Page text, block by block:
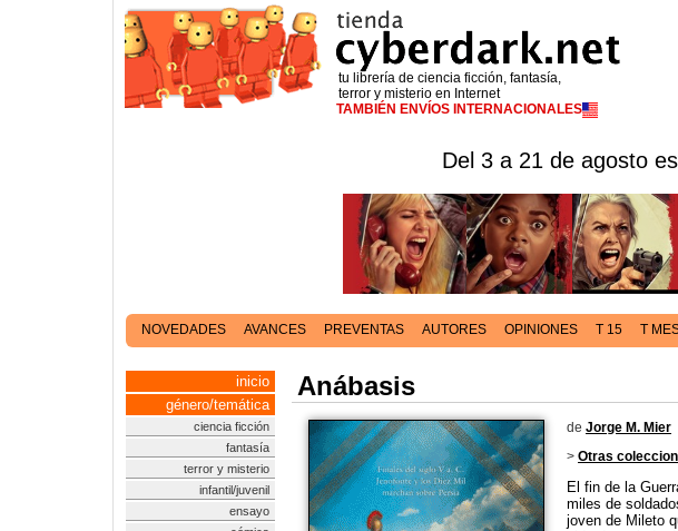
tu librería de ciencia ficción, fantasía,
terror y misterio en Internet
TAMBIÉN ENVÍOS INTERNACIONALES
Del 3 a 21 de agosto
NOVEDADES AVANCES PREVENTAS AUTORES OPINIONES T 15 T
inicio
género/temática
ciencia ficción
fantasía
terror y misterio
infantil/juvenil
ensayo
Anábasis
de Jorge M. Mier
> Otras
El fin de la
miles de
joven de Mileto